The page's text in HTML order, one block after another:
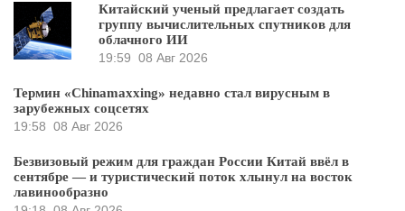
Китайский ученый предлагает создать
группу вычислительных спутников для
облачного ИИ
19:59 08 Авг 2026
Термин «Chinamaxxing» недавно стал вирусным в
зарубежных соцсетях
19:58 08 Авг 2026
Безвизовый режим для граждан России Китай ввёл в
сентябре — и туристический поток хлынул на восток
лавинообразно